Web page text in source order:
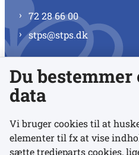
72 28 66 00
stps@stps.dk
Se alle kontaktnumre
Links
Du
data
Vi bruger cookies til at
elementer til fx at vise
sætte tredjeparts cookies,